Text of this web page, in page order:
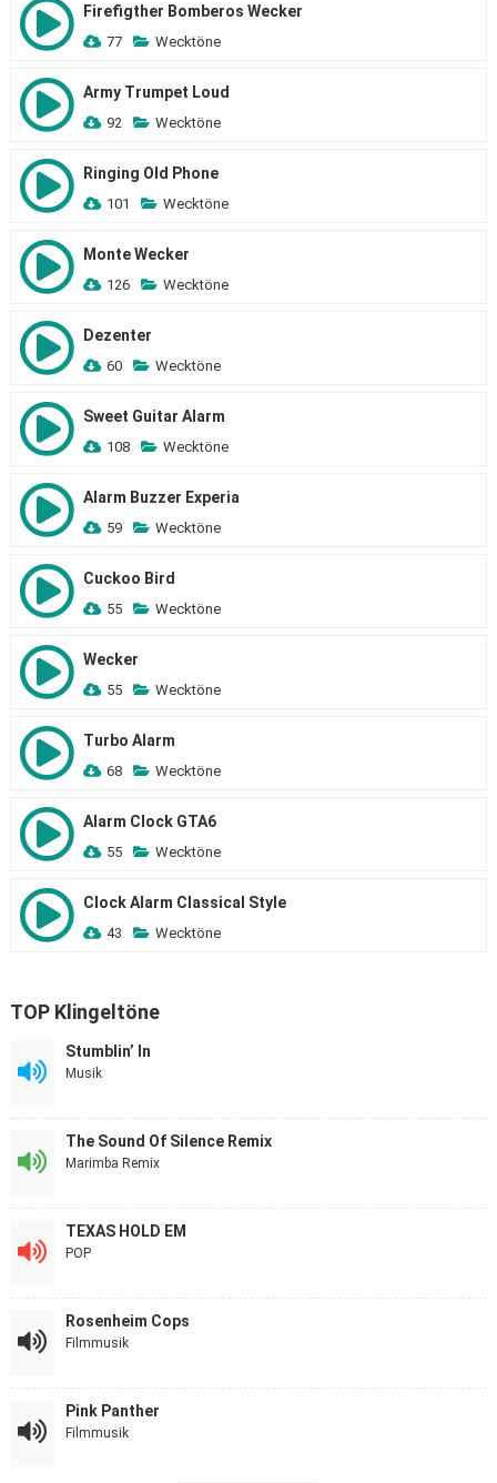
Firefigther Bomberos Wecker
77 Wecktöne
Army Trumpet Loud
92 Wecktöne
Ringing Old Phone
101 Wecktöne
Monte Wecker
126 Wecktöne
Dezenter
60 Wecktöne
Sweet Guitar Alarm
108 Wecktöne
Alarm Buzzer Experia
59 Wecktöne
Cuckoo Bird
55 Wecktöne
Wecker
55 Wecktöne
Turbo Alarm
68 Wecktöne
Alarm Clock GTA6
55 Wecktöne
Clock Alarm Classical Style
43 Wecktöne
TOP Klingeltöne
Stumblin’ In
Musik
The Sound Of Silence Remix
Marimba Remix
TEXAS HOLD EM
POP
Rosenheim Cops
Filmmusik
Pink Panther
Filmmusik